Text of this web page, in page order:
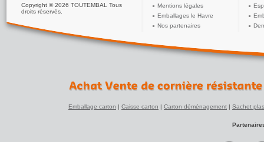
Copyright © 2026 TOUTEMBAL Tous
droits réservés.
Mentions légales
Emballages le Havre
Nos partenaires
Emballage carton | Caisse carton | Carton déménagement | Sachet